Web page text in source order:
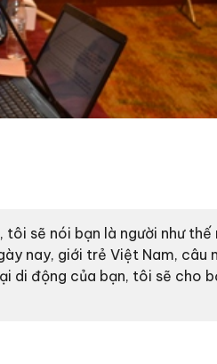
sẽ nói bạn là người như thế
nay, giới trẻ Việt Nam, câu
di động của bạn, tôi sẽ cho